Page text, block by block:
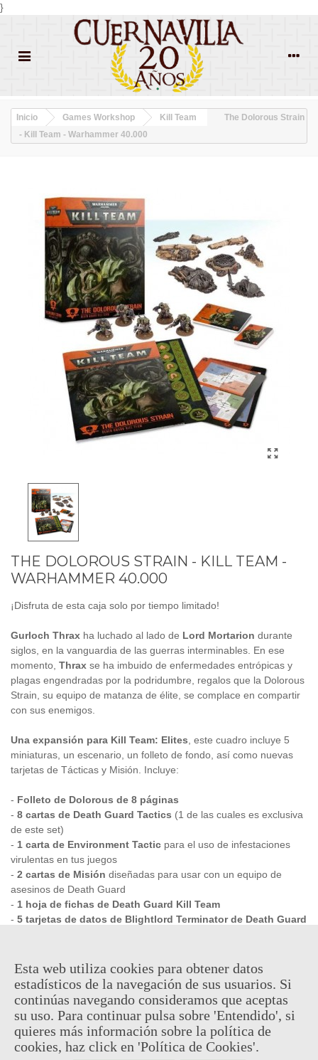
}
Inicio Games Workshop Kill Team
The Dolorous Strain
- Kill Team - Warhammer 40.000
THE DOLOROUS STRAIN - KILL TEAM -
WARHAMMER 40.000
¡Disfruta de esta caja solo por tiempo limitado!
Gurloch Thrax ha luchado al lado de Lord Mortarion durante
siglos, en la vanguardia de las guerras interminables. En ese
momento, Thrax se ha imbuido de enfermedades entrópicas y
plagas engendradas por la podridumbre, regalos que la Dolorous
Strain, su equipo de matanza de élite, se complace en compartir
con sus enemigos.
Una expansión para Kill Team: Elites , este cuadro incluye 5
miniaturas, un escenario, un folleto de fondo, así como nuevas
tarjetas de Tácticas y Misión. Incluye:
- Folleto de Dolorous de 8 páginas
- 8 cartas de Death Guard Tactics (1 de las cuales es exclusiva
de este set)
- 1 carta de Environment Tactic para el uso de infestaciones
virulentas en tus juegos
- 2 cartas de Misión diseñadas para usar con un equipo de
asesinos de Death Guard
- 1 hoja de fichas de Death Guard Kill Team
- 5 tarjetas de datos de Blightlord Terminator de Death Guard
de balesword o hacha bubótica - también hay opciones para
armar uno de su número ya sea un lanzador de plagas, un cañón
automático o un lanzador de destellos, y otro con una flaqueza
doble de corrupción
-1 juego de Sector Sanctoris Ruins
Productooficialylicenciado
Esta web utiliza cookies para obtener datos
estadísticos de la navegación de sus usuarios. Si
continúas navegando consideramos que aceptas
su uso. Para continuar pulsa sobre 'Entendido', si
quieres más información sobre la política de
cookies, haz click en 'Política de Cookies'.